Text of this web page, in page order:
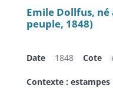
Emile Dollfus,
peuple, 1848)
Date 1848 Cote
Contexte : estampes